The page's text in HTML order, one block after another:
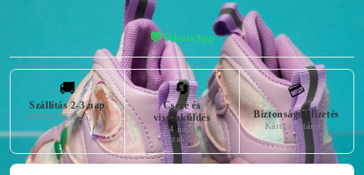
💬WhatsApp
🚚
Szállítás 2-3 nap
INGYENES 26 700
Ft felett
🔄
Csere és
visszaküldés
14 napos
visszaküldés
💳
Biztonságos fizetés
Kártya, utánvét